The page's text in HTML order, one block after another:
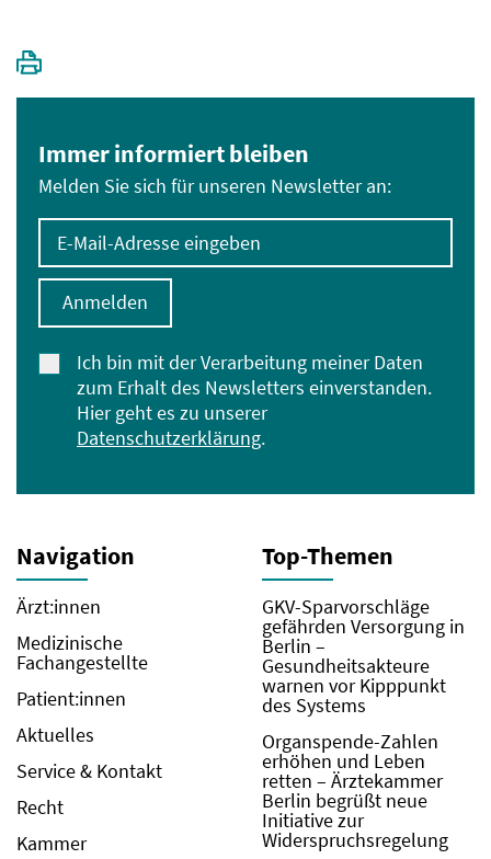
Immer informiert bleiben
Melden Sie sich für unseren Newsletter an:
E-Mail-Adresse eingeben
Ich bin mit der Verarbeitung meiner Daten
zum Erhalt des Newsletters einverstanden.
Hier geht es zu unserer
Datenschutzerklärung.
Anmelden
Navigation
Ärzt:innen
Medizinische
Fachangestellte
Patient:innen
Aktuelles
Service & Kontakt
Recht
Kammer
Top-Themen
GKV-Sparvorschläge
gefährden Versorgung in
Berlin –
Gesundheitsakteure
warnen vor Kipppunkt
des Systems
Organspende-Zahlen
erhöhen und Leben
retten – Ärztekammer
Berlin begrüßt neue
Initiative zur
Widerspruchsregelung